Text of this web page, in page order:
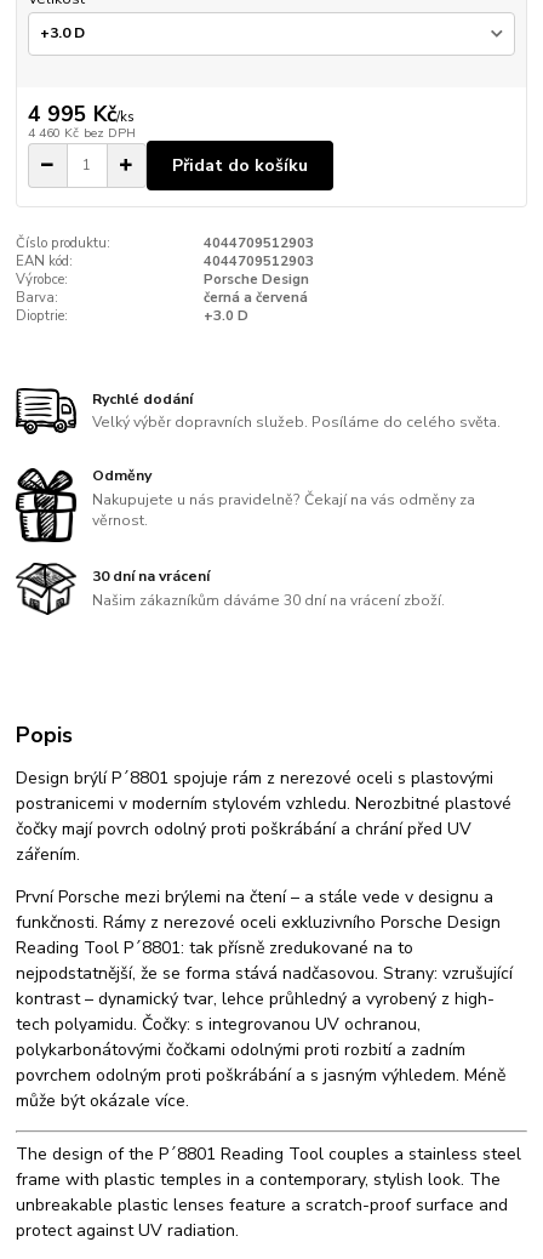
4 995 Kč/ks
4 460 Kč bez DPH
Přidat do košíku
Číslo produktu:
4044709512903
EAN kód:
4044709512903
Výrobce:
Porsche Design
Barva:
černá a červená
Dioptrie:
+3.0 D
Rychlé dodání
Velký výběr dopravních služeb. Posíláme do celého světa.
Odměny
Nakupujete u nás pravidelně? Čekají na vás odměny za
věrnost.
30 dní na vrácení
Našim zákazníkům dáváme 30 dní na vrácení zboží.
Popis
Design brýlí P´8801 spojuje rám z nerezové oceli s plastovými
postranicemi v moderním stylovém vzhledu. Nerozbitné plastové
čočky mají povrch odolný proti poškrábání a chrání před UV
zářením.
První Porsche mezi brýlemi na čtení – a stále vede v designu a
funkčnosti. Rámy z nerezové oceli exkluzivního Porsche Design
Reading Tool P´8801: tak přísně zredukované na to
nejpodstatnější, že se forma stává nadčasovou. Strany: vzrušující
kontrast – dynamický tvar, lehce průhledný a vyrobený z high-
tech polyamidu. Čočky: s integrovanou UV ochranou,
polykarbonátovými čočkami odolnými proti rozbití a zadním
povrchem odolným proti poškrábání a s jasným výhledem. Méně
může být okázale více.
The design of the P´8801 Reading Tool couples a stainless steel
frame with plastic temples in a contemporary, stylish look. The
unbreakable plastic lenses feature a scratch-proof surface and
protect against UV radiation.